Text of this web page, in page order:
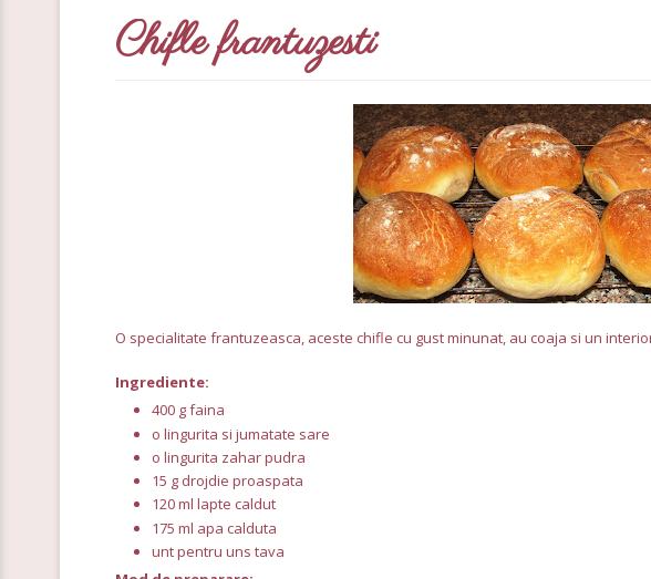
Chifle frantuzesti
O specialitate frantuzeasca, aceste chifle cu gust minunat, au coaja si un
Ingrediente:
400 g faina
o lingurita si jumatate sare
o lingurita zahar pudra
15 g drojdie proaspata
120 ml lapte caldut
175 ml apa calduta
unt pentru uns tava